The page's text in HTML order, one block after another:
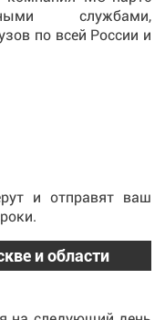
службами,
по всей России и
и отправят ваш
и области